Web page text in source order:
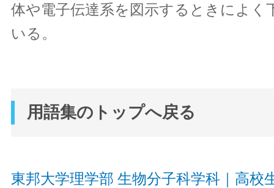
体や電子伝達系を図示するときによく
いる。
用語集のトップへ戻る
東邦大学理学部 生物分子科学科｜高校